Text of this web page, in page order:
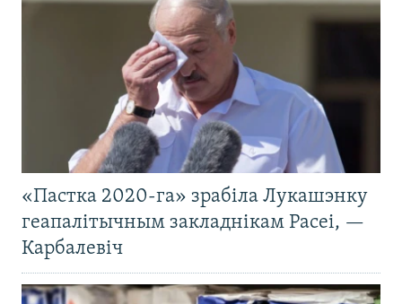
«Пастка 2020-га» зрабіла Лукашэнку
геапалітычным закладнікам Расеі, —
Карбалевіч